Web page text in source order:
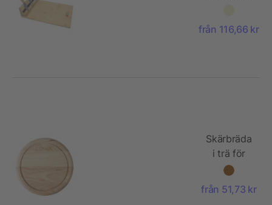
verktyg i
från 116,66 kr
Skärbräda
i trä för
ost
från 51,73 kr